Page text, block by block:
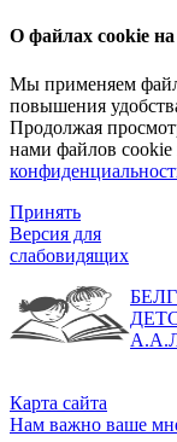
О файлах cookie на
Мы применяем
повышения
Продолжая
нами файлов cookie
Принять
Версия для
слабовидящих
Карта сайта
Нам важно ваше